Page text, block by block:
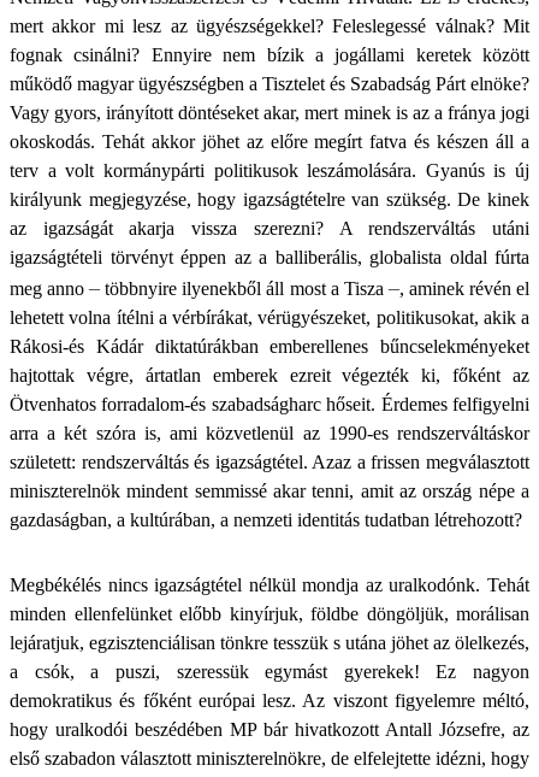
mert akkor mi lesz az ügyészségekkel? Feleslegessé válnak? Mit
fognak csinálni? Ennyire nem bízik a jogállami keretek között
működő magyar ügyészségben a Tisztelet és Szabadság Párt elnöke?
Vagy gyors, irányított döntéseket akar, mert minek is az a fránya jogi
okoskodás. Tehát akkor jöhet az előre megírt fatva és készen áll a
terv a volt kormánypárti politikusok leszámolására. Gyanús is új
királyunk megjegyzése, hogy igazságtételre van szükség. De kinek
az igazságát akarja vissza szerezni? A rendszerváltás utáni
igazságtételi törvényt éppen az a balliberális, globalista oldal fúrta
meg anno– többnyire ilyenekből áll most a Tisza –, aminek révén el
lehetett volna ítélni a vérbírákat, vérügyészeket, politikusokat, akik a
Rákosi-és Kádár diktatúrákban emberellenes bűncselekményeket
hajtottak végre, ártatlan emberek ezreit végezték ki, főként az
Ötvenhatos forradalom-és szabadságharc hőseit. Érdemes felfigyelni
arra a két szóra is, ami közvetlenül az 1990-es rendszerváltáskor
született: rendszerváltás és igazságtétel. Azaz a frissen megválasztott
miniszterelnök mindent semmissé akar tenni, amit az ország népe a
gazdaságban, a kultúrában, a nemzeti identitás tudatban létrehozott?
Megbékélés nincs igazságtétel nélkül mondja az uralkodónk. Tehát
minden ellenfelünket előbb kinyírjuk, földbe döngöljük, morálisan
lejáratjuk, egzisztenciálisan tönkre tesszük s utána jöhet az ölelkezés,
a csók, a puszi, szeressük egymást gyerekek! Ez nagyon
demokratikus és főként európai lesz. Az viszont figyelemre méltó,
hogy uralkodói beszédében MP bár hivatkozott Antall Józsefre, az
első szabadon választott miniszterelnökre, de elfelejtette idézni, hogy